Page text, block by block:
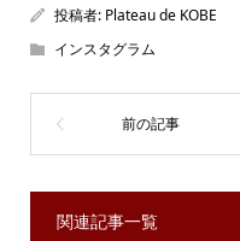
投稿者: Plateau de KOBE
インスタグラム
関連記事一覧